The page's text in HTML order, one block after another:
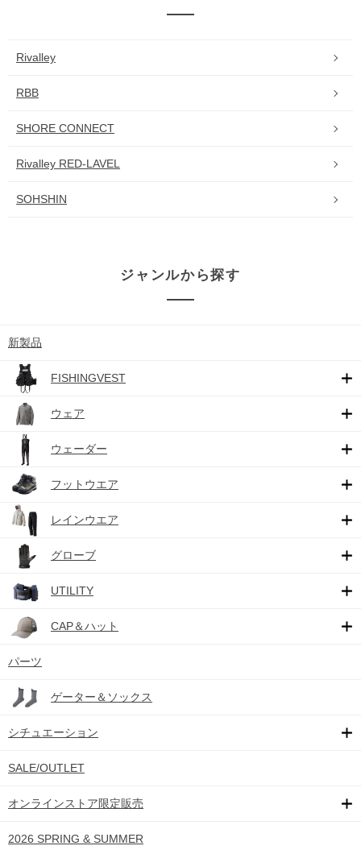
Rivalley
RBB
SHORE CONNECT
Rivalley RED-LAVEL
SOHSHIN
ジャンルから探す
新製品
FISHINGVEST
ウェア
ウェーダー
フットウエア
レインウエア
グローブ
UTILITY
CAP＆ハット
パーツ
ゲーター＆ソックス
シチュエーション
SALE/OUTLET
オンラインストア限定販売
2026 SPRING & SUMMER